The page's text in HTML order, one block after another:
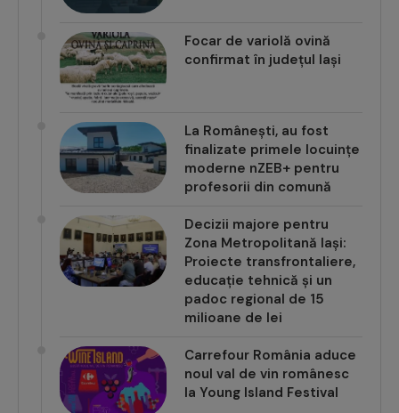
Focar de variolă ovină
confirmat în județul Iași
La Românești, au fost
finalizate primele locuințe
moderne nZEB+ pentru
profesorii din comună
Decizii majore pentru
Zona Metropolitană Iași:
Proiecte transfrontaliere,
educație tehnică și un
padoc regional de 15
milioane de lei
Carrefour România aduce
noul val de vin românesc
la Young Island Festival